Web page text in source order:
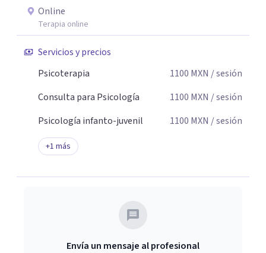
Online
Terapia online
Servicios y precios
Psicoterapia
1100 MXN / sesión
Consulta para Psicología
1100 MXN / sesión
Psicología infanto-juvenil
1100 MXN / sesión
+1 más
Envía un mensaje al profesional